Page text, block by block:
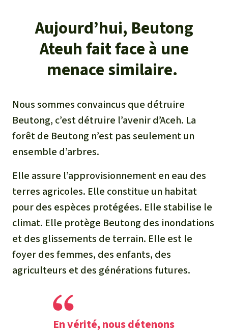
Aujourd’hui, Beutong
Ateuh fait face à une
menace similaire.
Nous sommes convaincus que détruire
Beutong, c’est détruire l’avenir d’Aceh. La
forêt de Beutong n’est pas seulement un
ensemble d’arbres.
Elle assure l’approvisionnement en eau des
terres agricoles. Elle constitue un habitat
pour des espèces protégées. Elle stabilise le
climat. Elle protège Beutong des inondations
et des glissements de terrain. Elle est le
foyer des femmes, des enfants, des
agriculteurs et des générations futures.
En vérité, nous détenons